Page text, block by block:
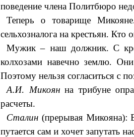
поведение члена Политбюро
Теперь о товарище
сельхозналога на крестьян.
Мужик – наш должник. С
колхозами навечно землю.
Поэтому нельзя согласиться с
А.И. Микоянна трибуне
расчеты.
Сталин (прерывая Микояна):
путается сам и хочет запутать